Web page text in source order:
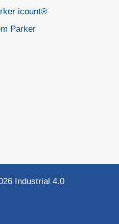
icount®
Parker
Industrial 4.0